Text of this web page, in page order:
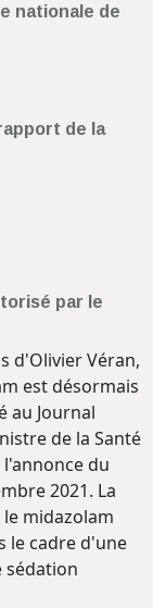
nationale de
de la
par le
d'Olivier Véran,
est désormais
au Journal
de la Santé
du
2021. La
midazolam
le cadre d'une